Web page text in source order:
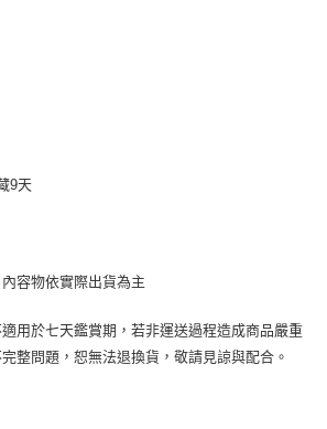
9天
容物依實際出貨為主
用於七天鑑賞期，若非運送過程造成商品嚴重
整問題，恕無法退換貨，敬請見諒與配合。